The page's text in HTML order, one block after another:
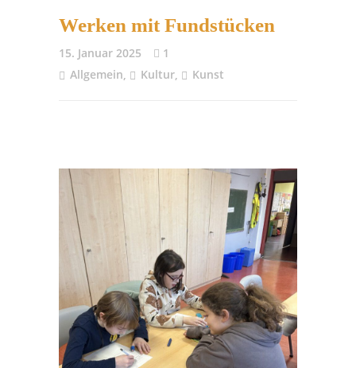
Werken mit Fundstücken
15. Januar 2025
1
Allgemein, Kultur, Kunst